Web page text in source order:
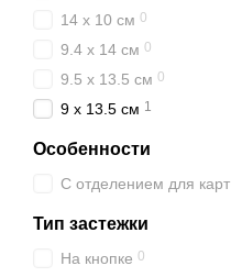
14 x 10 см 0
9.4 x 14 см 0
9.5 x 13.5 см 0
9 x 13.5 см 1
Особенности
С отделением для карт
Тип застежки
На кнопке 0